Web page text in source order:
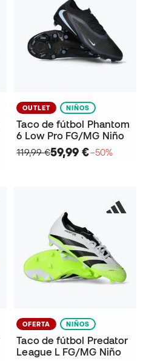
OUTLET NIÑOS
Taco de fútbol Phantom
6 Low Pro FG/MG Niño
119,99 €59,99 €−50%
OFERTA NIÑOS
Taco de fútbol Predator
League L FG/MG Niño